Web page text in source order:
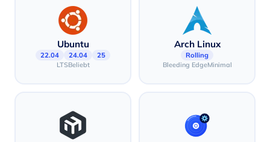
Ubuntu
22.04 24.04
25
LTSBeliebt
Arch Linux
Rolling
Bleeding EdgeMinimal